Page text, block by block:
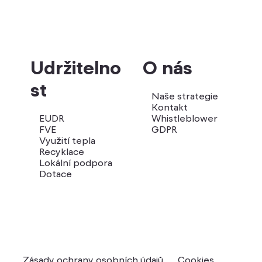
Udržitelno
st
EUDR
FVE
Využití tepla
Recyklace
Lokální podpora
Dotace
O nás
Naše strategie
Kontakt
Whistleblower
GDPR
Zásady ochrany osobních údajů Cookies